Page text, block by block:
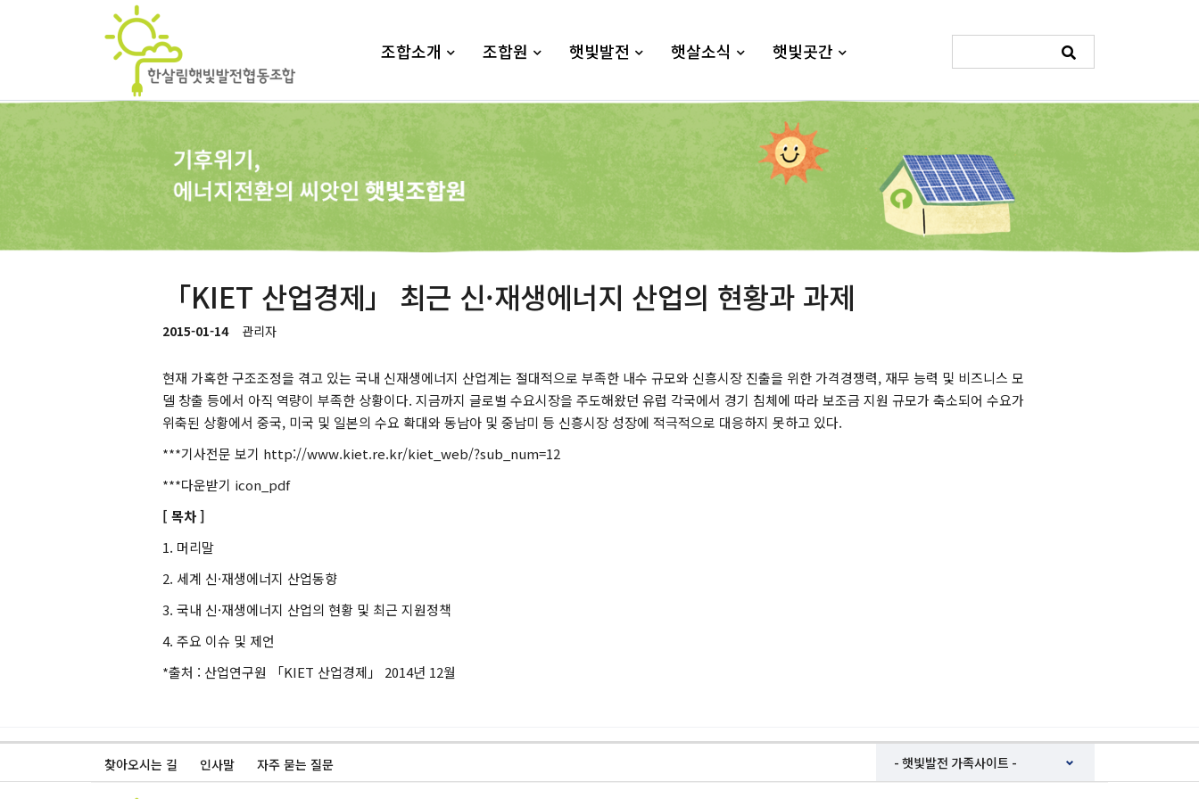
조합소개 조합원 햇빛발전 햇살소식 햇빛곳간
「KIET 산업경제」 최근 신·재생에너지 산업의 현황과 과제
2015-01-14 관리자
현재 가혹한 구조조정을 겪고 있는 국내 신재생에너지 산업계는 절대적으로 부족한 내수 규모와 신흥시장 진출을 위한 가격경쟁력, 재무 능력 및 비즈니스 모
델 창출 등에서 아직 역량이 부족한 상황이다. 지금까지 글로벌 수요시장을 주도해왔던 유럽 각국에서 경기 침체에 따라 보조금 지원 규모가 축소되어 수요가
위축된 상황에서 중국, 미국 및 일본의 수요 확대와 동남아 및 중남미 등 신흥시장 성장에 적극적으로 대응하지 못하고 있다.
***기사전문 보기 http://www.kiet.re.kr/kiet_web/?sub_num=12
***다운받기 icon_pdf
[ 목차 ]
1. 머리말
2. 세계 신·재생에너지 산업동향
3. 국내 신·재생에너지 산업의 현황 및 최근 지원정책
4. 주요 이슈 및 제언
*출처 : 산업연구원 「KIET 산업경제」 2014년 12월
찾아오시는 길 인사말 자주 묻는 질문